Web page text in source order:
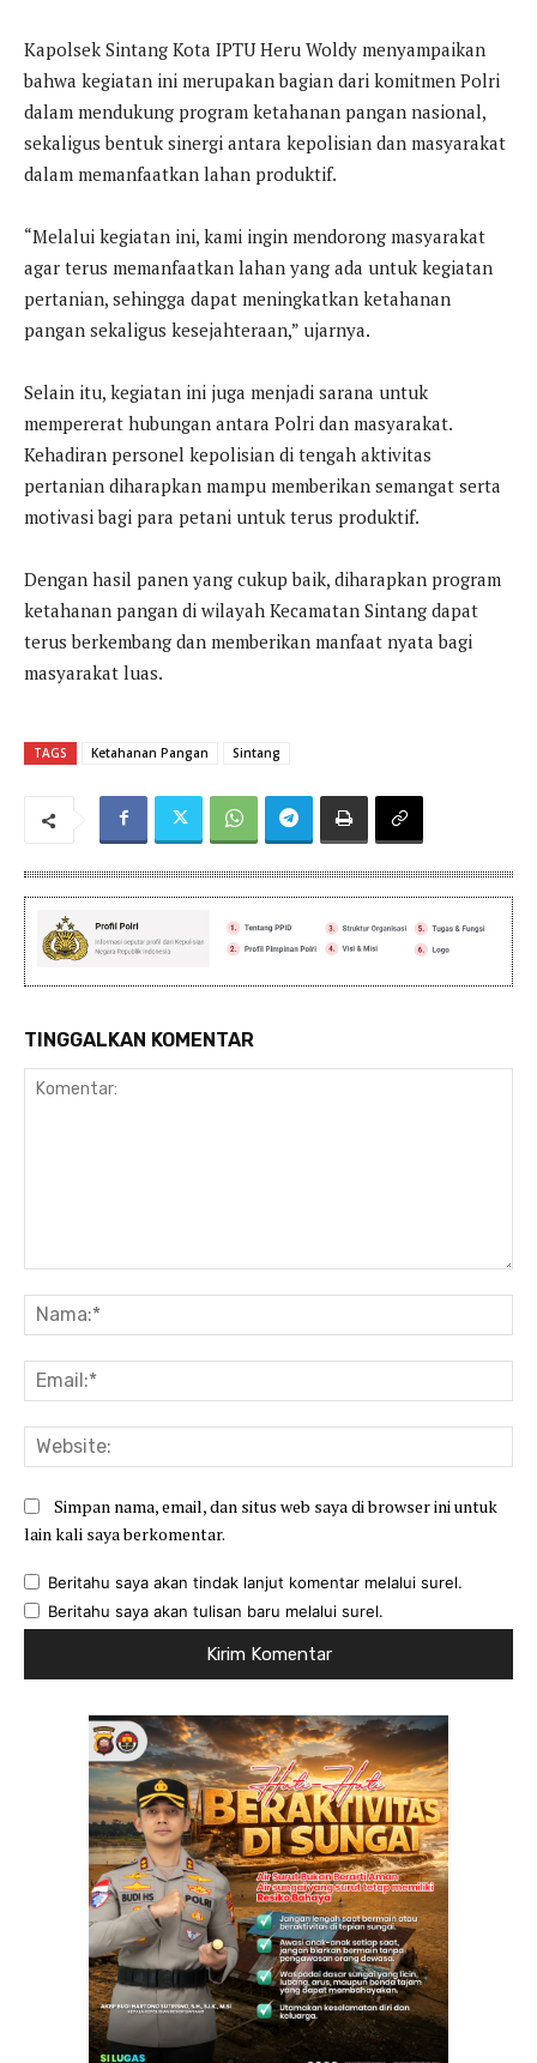
Kapolsek Sintang Kota IPTU Heru Woldy menyampaikan
bahwa kegiatan ini merupakan bagian dari komitmen Polri
dalam mendukung program ketahanan pangan nasional,
sekaligus bentuk sinergi antara kepolisian dan masyarakat
dalam memanfaatkan lahan produktif.
“Melalui kegiatan ini, kami ingin mendorong masyarakat
agar terus memanfaatkan lahan yang ada untuk kegiatan
pertanian, sehingga dapat meningkatkan ketahanan
pangan sekaligus kesejahteraan,” ujarnya.
Selain itu, kegiatan ini juga menjadi sarana untuk
mempererat hubungan antara Polri dan masyarakat.
Kehadiran personel kepolisian di tengah aktivitas
pertanian diharapkan mampu memberikan semangat serta
motivasi bagi para petani untuk terus produktif.
Dengan hasil panen yang cukup baik, diharapkan program
ketahanan pangan di wilayah Kecamatan Sintang dapat
terus berkembang dan memberikan manfaat nyata bagi
masyarakat luas.
TAGS Ketahanan Pangan Sintang
TINGGALKAN KOMENTAR
Simpan nama, email, dan situs web saya di browser ini untuk
lain kali saya berkomentar.
Beritahu saya akan tindak lanjut komentar melalui surel.
Beritahu saya akan tulisan baru melalui surel.